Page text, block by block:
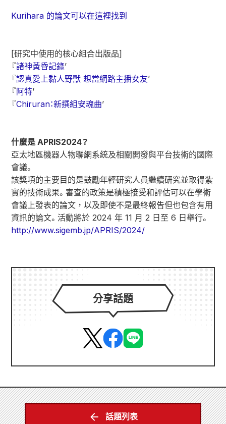
Kurihara 的論文可以在這裡找到
[研究中使用的核心組合出版品]
『諸神黃昏記錄’
『認真愛上黏人野獸 想當網路主播女友’
『阿特’
『Chiruran：新撰組安魂曲’
什麼是 APRIS2024？
亞太地區機器人物聯網系統及相關開發與平台技術的國際
會議。
該獎項的主要目的是鼓勵年輕研究人員繼續研究並取得紮
實的技術成果。審查的政策是積極接受和評估可以在學術
會議上發表的論文，以及即使不是最終報告但也包含有用
資訊的論文。活動將於 2024 年 11 月 2 日至 6 日舉行。
http://www.sigemb.jp/APRIS/2024/
分享話題
話題列表